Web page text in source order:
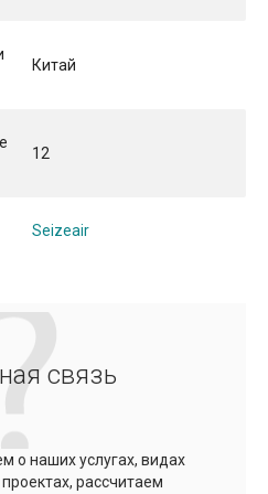
Китай
12
Seizeair
связь
о наших услугах, видах
рассчитаем